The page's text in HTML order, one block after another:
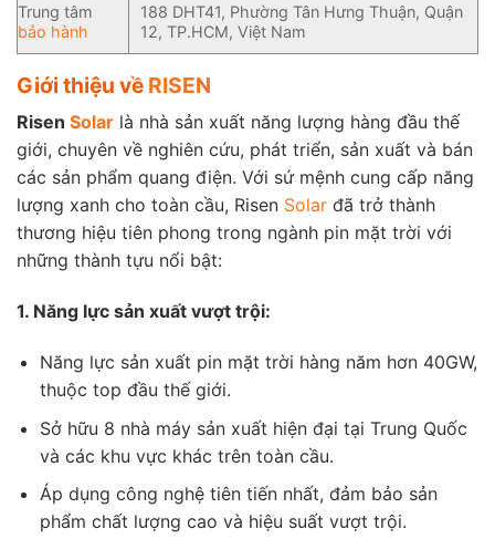
Trung tâm
bảo hành
188 DHT41, Phường Tân Hưng Thuận, Quận
12, TP.HCM, Việt Nam
Giới thiệu về RISEN
Risen Solar là nhà sản xuất năng lượng hàng đầu thế
giới, chuyên về nghiên cứu, phát triển, sản xuất và bán
các sản phẩm quang điện. Với sứ mệnh cung cấp năng
lượng xanh cho toàn cầu, Risen Solar đã trở thành
thương hiệu tiên phong trong ngành pin mặt trời với
những thành tựu nổi bật:
1. Năng lực sản xuất vượt trội:
Năng lực sản xuất pin mặt trời hàng năm hơn 40GW,
thuộc top đầu thế giới.
Sở hữu 8 nhà máy sản xuất hiện đại tại Trung Quốc
và các khu vực khác trên toàn cầu.
Áp dụng công nghệ tiên tiến nhất, đảm bảo sản
phẩm chất lượng cao và hiệu suất vượt trội.